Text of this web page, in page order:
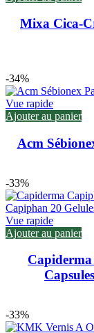
Mixa Cica-
-34%
Vue rapide
Ajouter au panier
Acm
-33%
Vue rapide
Ajouter au panier
-33%